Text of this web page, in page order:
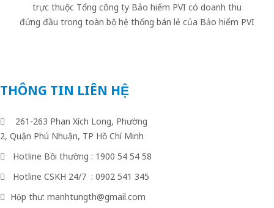
trực thuộc Tổng công ty Bảo hiểm PVI có doanh thu
đứng đầu trong toàn bộ hệ thống bán lẻ của Bảo hiểm PVI
THÔNG TIN LIÊN HỆ
261-263 Phan Xích Long, Phường
2, Quận Phú Nhuận, TP Hồ Chí Minh
Hotline Bồi thường : 1900 54 54 58
Hotline CSKH 24/7 : 0902 541 345
Hộp thư: manhtungth@gmail.com